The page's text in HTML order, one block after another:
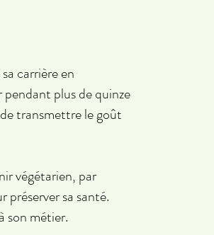
carrière en
plus de quinze
transmettre le goût
végétarien, par
sa santé.
son métier.